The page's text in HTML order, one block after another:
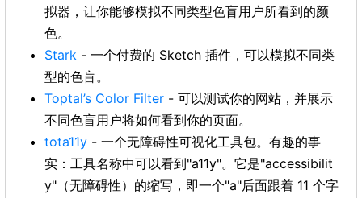
拟器，让你能够模拟不同类型色盲用户所看到的颜
色。
Stark - 一个付费的 Sketch 插件，可以模拟不同类
型的色盲。
Toptal’s Color Filter - 可以测试你的网站，并展示
不同色盲用户将如何看到你的页面。
tota11y - 一个无障碍性可视化工具包。有趣的事
实：工具名称中可以看到"a11y"。它是"accessibilit
y"（无障碍性）的缩写，即一个"a"后面跟着 11 个字